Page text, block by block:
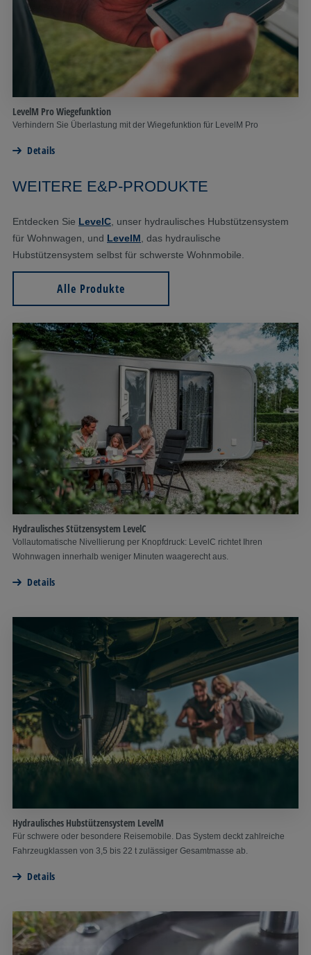
LevelM Pro Wiegefunktion
Verhindern Sie Überlastung mit der Wiegefunktion für LevelM Pro
Details
WEITERE E&P-PRODUKTE
Entdecken Sie LevelC , unser hydraulisches Hubstützensystem
für Wohnwagen, und LevelM , das hydraulische
Hubstützensystem selbst für schwerste Wohnmobile.
Alle Produkte
Hydraulisches Stützensystem LevelC
Vollautomatische Nivellierung per Knopfdruck: LevelC richtet Ihren
Wohnwagen innerhalb weniger Minuten waagerecht aus.
Details
Hydraulisches Hubstützensystem LevelM
Für schwere oder besondere Reisemobile. Das System deckt zahlreiche
Fahrzeugklassen von 3,5 bis 22 t zulässiger Gesamtmasse ab.
Details